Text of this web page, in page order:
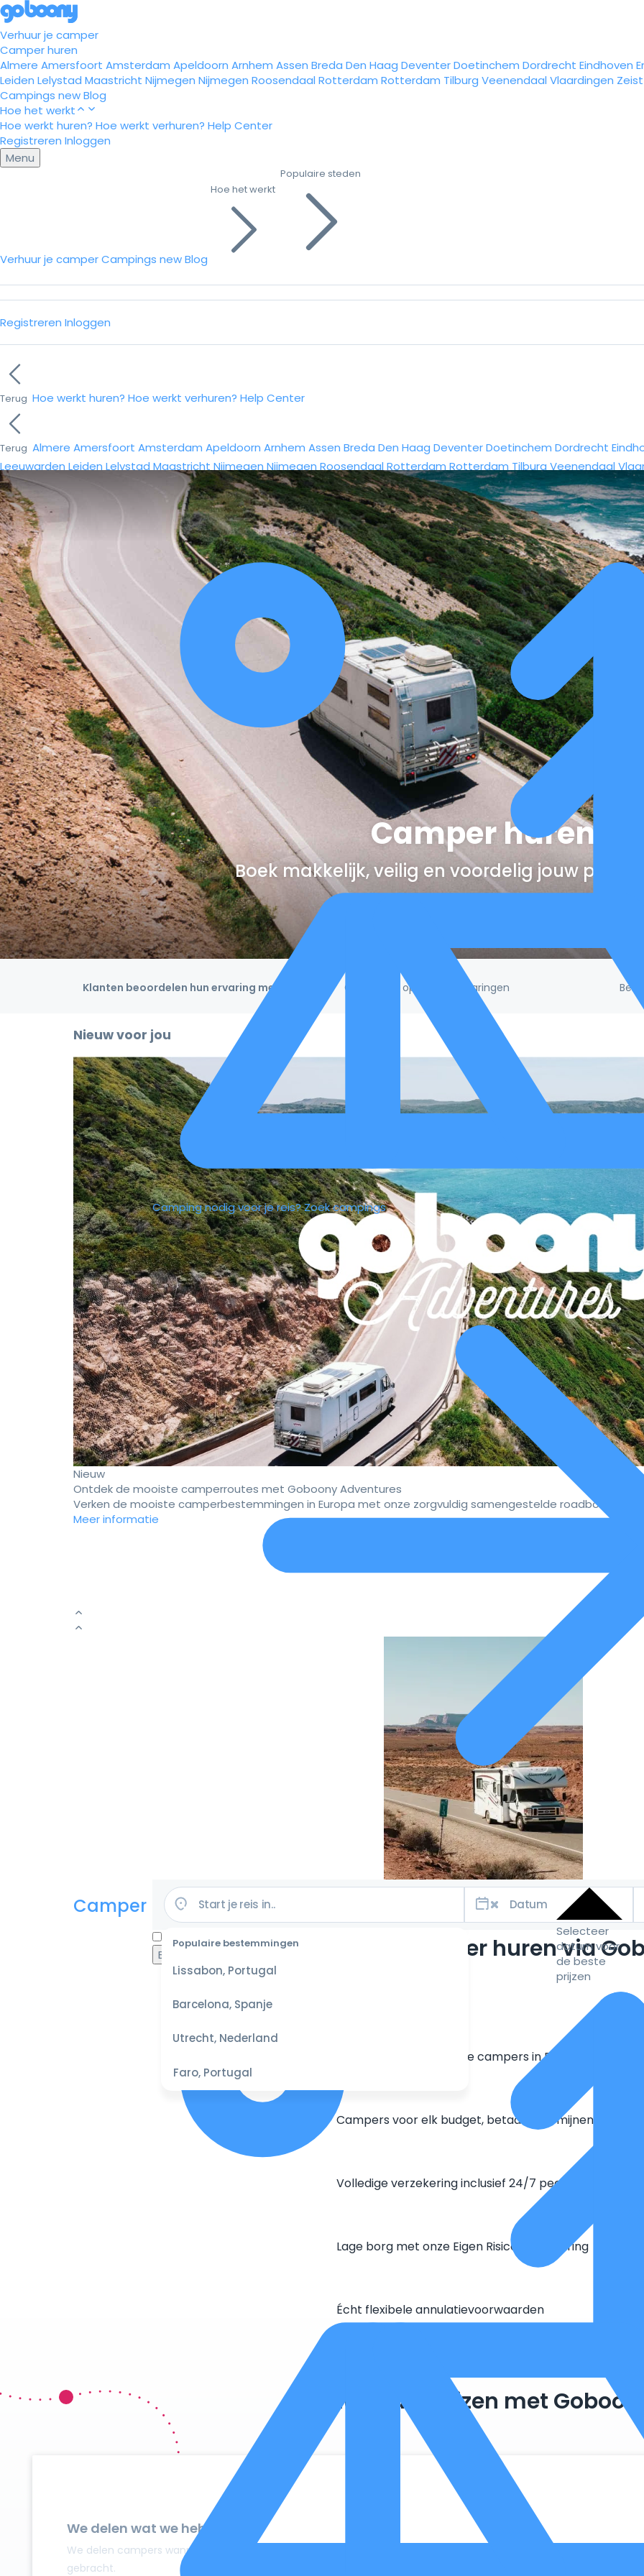
Verhuur je camper
Camper huren
Almere Amersfoort Amsterdam Apeldoorn Arnhem Assen Breda Den Haag DeventerDoetinchem Dordrecht Eindhoven
Leiden Lelystad Maastricht Nijmegen Nijmegen Roosendaal Rotterdam Rotterdam Tilburg Veenendaal Vlaardingen Zeist
Campings newBlog
Hoe het werkt
Hoe werkt huren? Hoe werkt verhuren? Help Center
Registreren Inloggen
Menu
Verhuur je camperCampings newBlog
Hoe het werkt
Populaire steden
Registreren Inloggen
Terug Hoe werkt huren? Hoe werkt verhuren? Help Center
Terug Almere Amersfoort Amsterdam Apeldoorn Arnhem Assen Breda Den Haag DeventerDoetinchem Dordrecht
Leeuwarden Leiden Lelystad Maastricht Nijmegen Nijmegen Roosendaal Rotterdam Rotterdam Tilburg Veenendaal
Camping nodig voor je reis?Zoek campings
Populaire bestemmingen
Lissabon, Portugal
Barcelona, Spanje
Utrecht, Nederland
Faro, Portugal
Selecteer
datum voor
de beste
prijzen
Camper huren
Boek makkelijk, veilig en voordelig jouw
Klanten beoordelen hun ervaring met een 4,9/5! Gebaseerd op 132.395 ervaringen
Nieuw voor jou
Nieuw
Ontdek de mooiste camperroutes met Goboony Adventures
Verken de mooiste camperbestemmingen in Europa met onze zorgvuldig samengestelde roadbooks.
Meer informatie
Camper huren in de VS
Waarom een camper huren via
Grootste aanbod unieke campers in Europa
Campers voor elk budget, betaal in termijnen
Volledige verzekering inclusief 24/7 pechhulp
Lage borg met onze Eigen Risico Verzekering
Écht flexibele annulatievoorwaarden
Duurzaam reizen met
We delen wat we hebben
We delen campers wanneer ze niet gebruikt worden. Zo maken we optimaal gebruik van wat er al beschikbaar
gebracht.